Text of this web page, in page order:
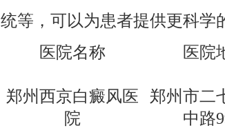
统等，可以为患者提供更科学
医院名称
医院
郑州西京白癜风医
院
郑州市二
中路